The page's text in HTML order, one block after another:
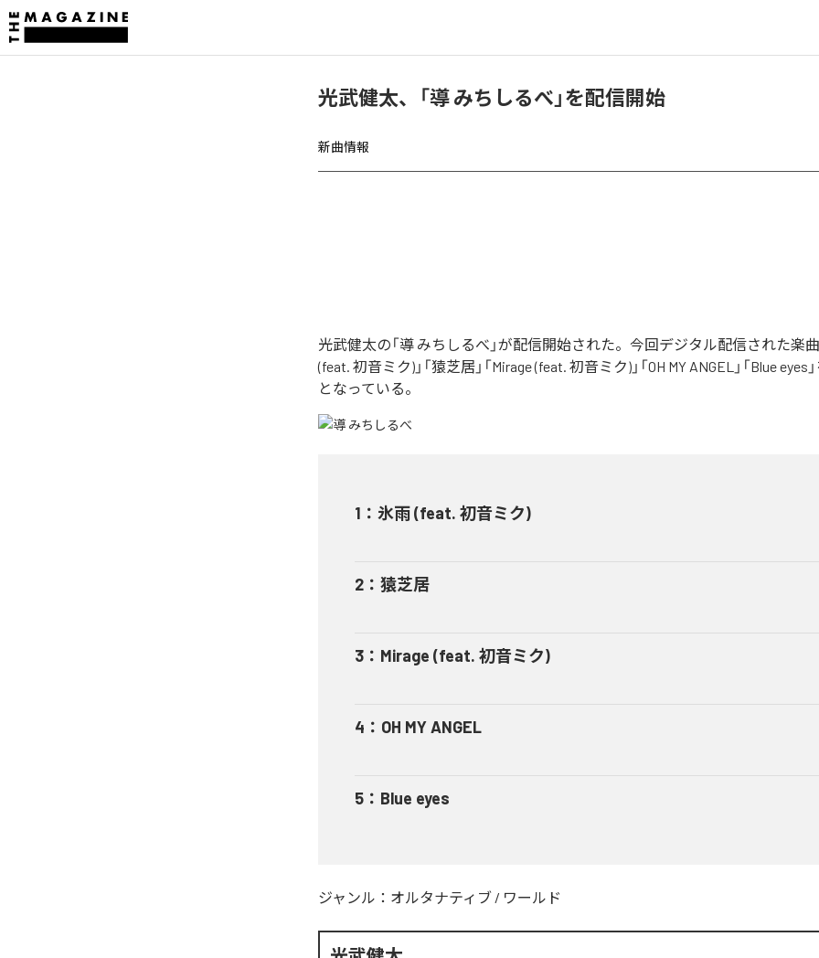
光武健太、「導 みちしるべ」を配信開始
新曲情報
光武健太の「導 みちしるべ」が配信開始された。今回デジタル配信された楽
(feat. 初音ミク)」「猿芝居」「Mirage (feat. 初音ミク)」「OH MY ANGEL」「Blue eyes
となっている。
1 ： 氷雨 (feat. 初音ミク)
2 ： 猿芝居
3 ： Mirage (feat. 初音ミク)
4 ： OH MY ANGEL
5 ： Blue eyes
ジャンル： オルタナティブ / ワールド